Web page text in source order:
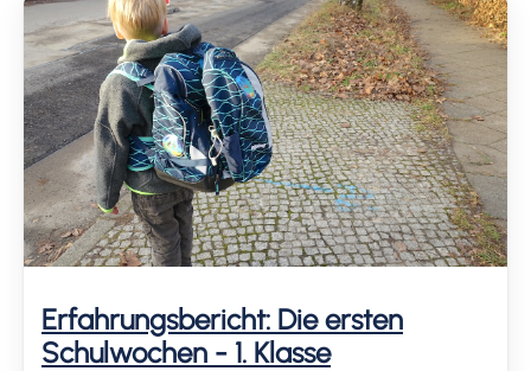
vom Hort ab. Den Weg dahin habe ich
aufgeschrieben.
Erfahrungsbericht: Die ersten
Schulwochen - 1. Klasse